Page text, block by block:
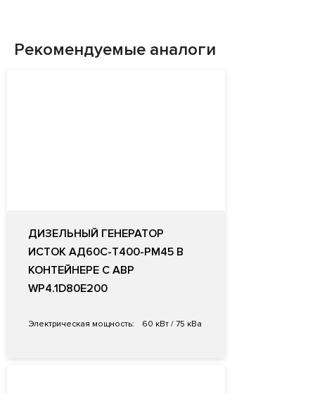
Рекомендуемые аналоги
ДИЗЕЛЬНЫЙ ГЕНЕРАТОР
ИСТОК АД60С-Т400-РМ45 В
КОНТЕЙНЕРЕ С АВР
WP4.1D80E200
Электрическая мощность: 60 кВт / 75 кВа